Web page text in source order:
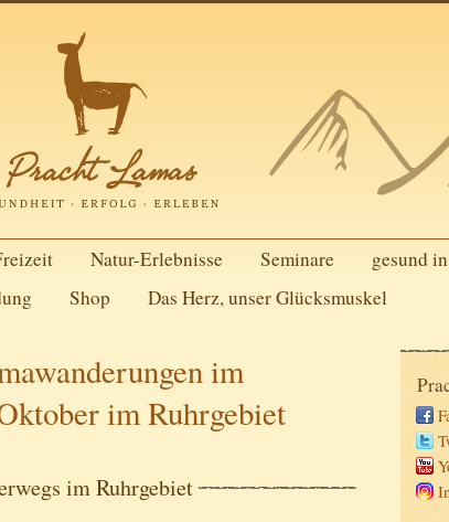
Natur-Erlebnisse Seminare gesund
Shop Das Herz, unser Glücksmuskel
im
im Ruhrgebiet
im Ruhrgebiet